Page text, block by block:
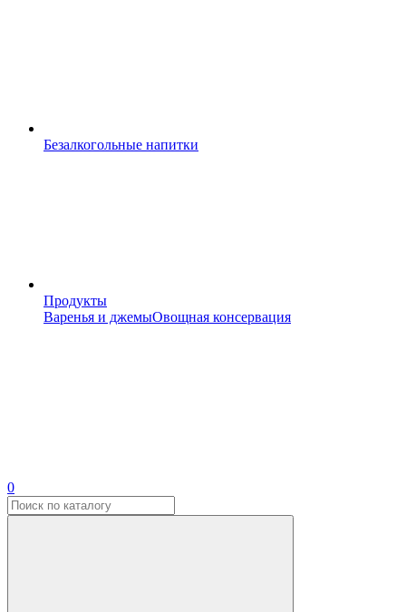
Безалкогольные напитки
Продукты
Варенья и джемыОвощная консервация
0